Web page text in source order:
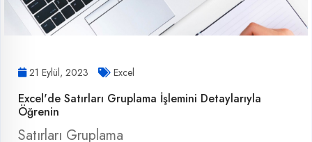
21 Eylül, 2023 Excel
Excel'de Satırları Gruplama İşlemini Detaylarıyla
Öğrenin
Satırları Gruplama